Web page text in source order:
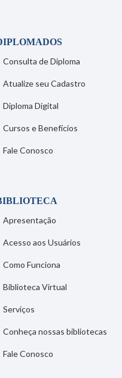
Consulta de Diploma
Atualize seu Cadastro
Diploma Digital
Cursos e Benefícios
Fale Conosco
Apresentação
Acesso aos Usuários
Como Funciona
Biblioteca Virtual
Serviços
Conheça nossas bibliotecas
Fale Conosco